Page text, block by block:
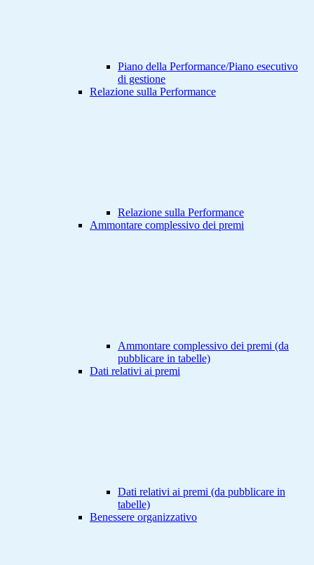
Piano della Performance/Piano esecutivo
di gestione
Relazione sulla Performance
Relazione sulla Performance
Ammontare complessivo dei premi
Ammontare complessivo dei premi (da
pubblicare in tabelle)
Dati relativi ai premi
Dati relativi ai premi (da pubblicare in
tabelle)
Benessere organizzativo